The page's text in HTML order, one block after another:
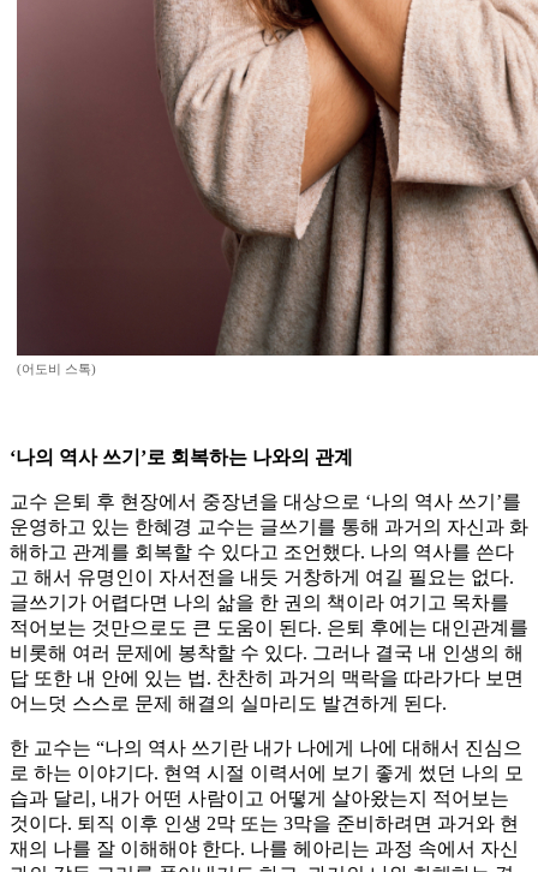
(어도비 스톡)
‘나의 역사 쓰기’로 회복하는 나와의 관계
교수 은퇴 후 현장에서 중장년을 대상으로 ‘나의 역사 쓰기’를
운영하고 있는 한혜경 교수는 글쓰기를 통해 과거의 자신과 화
해하고 관계를 회복할 수 있다고 조언했다. 나의 역사를 쓴다
고 해서 유명인이 자서전을 내듯 거창하게 여길 필요는 없다.
글쓰기가 어렵다면 나의 삶을 한 권의 책이라 여기고 목차를
적어보는 것만으로도 큰 도움이 된다. 은퇴 후에는 대인관계를
비롯해 여러 문제에 봉착할 수 있다. 그러나 결국 내 인생의 해
답 또한 내 안에 있는 법. 찬찬히 과거의 맥락을 따라가다 보면
어느덧 스스로 문제 해결의 실마리도 발견하게 된다.
한 교수는 “나의 역사 쓰기란 내가 나에게 나에 대해서 진심으
로 하는 이야기다. 현역 시절 이력서에 보기 좋게 썼던 나의 모
습과 달리, 내가 어떤 사람이고 어떻게 살아왔는지 적어보는
것이다. 퇴직 이후 인생 2막 또는 3막을 준비하려면 과거와 현
재의 나를 잘 이해해야 한다. 나를 헤아리는 과정 속에서 자신